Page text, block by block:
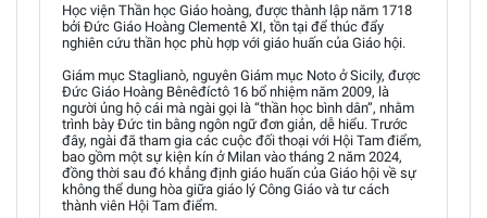
Học viện Thần học Giáo hoàng, được thành lập năm 1718
bởi Đức Giáo Hoàng Clementê XI, tồn tại để thúc đẩy
nghiên cứu thần học phù hợp với giáo huấn của Giáo hội.
Giám mục Staglianò, nguyên Giám mục Noto ở Sicily, được
Đức Giáo Hoàng Bênêđíctô 16 bổ nhiệm năm 2009, là
người ủng hộ cái mà ngài gọi là “thần học bình dân”, nhằm
trình bày Đức tin bằng ngôn ngữ đơn giản, dễ hiểu. Trước
đây, ngài đã tham gia các cuộc đối thoại với Hội Tam điểm,
bao gồm một sự kiện kín ở Milan vào tháng 2 năm 2024,
đồng thời sau đó khẳng định giáo huấn của Giáo hội về sự
không thể dung hòa giữa giáo lý Công Giáo và tư cách
thành viên Hội Tam điểm.